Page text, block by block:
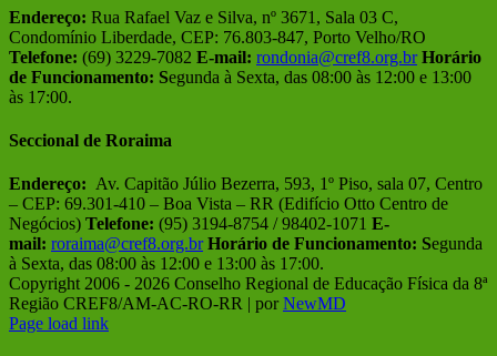
Endereço: Rua Rafael Vaz e Silva, nº 3671, Sala 03 C,
Condomínio Liberdade, CEP: 76.803-847, Porto Velho/RO
Telefone: (69) 3229-7082 E-mail: rondonia@cref8.org.br Horário
de Funcionamento: Segunda à Sexta, das 08:00 às 12:00 e 13:00
às 17:00.
Seccional de Roraima
Endereço: Av. Capitão Júlio Bezerra, 593, 1º Piso, sala 07, Centro
– CEP: 69.301-410 – Boa Vista – RR (Edifício Otto Centro de
Negócios) Telefone: (95) 3194-8754 / 98402-1071 E-
mail: roraima@cref8.org.br Horário de Funcionamento: Segunda
à Sexta, das 08:00 às 12:00 e 13:00 às 17:00.
Copyright 2006 - 2026 Conselho Regional de Educação Física da 8ª
Região CREF8/AM-AC-RO-RR | porNewMD
Facebook
Instagram
Page load link